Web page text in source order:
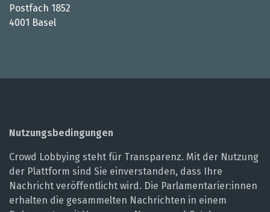
Postfach 1852
4001 Basel
Nutzungsbedingungen
Crowd Lobbying steht für Transparenz. Mit der Nutzung
der Plattform sind Sie einverstanden, dass Ihre
Nachricht veröffentlicht wird. Die Parlamentarier:innen
erhalten die gesammelten Nachrichten in einem